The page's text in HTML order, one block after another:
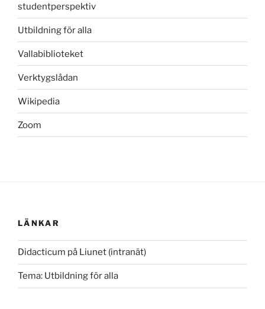
studentperspektiv
Utbildning för alla
Vallabiblioteket
Verktygslådan
Wikipedia
Zoom
LÄNKAR
Didacticum på Liunet (intranät)
Tema: Utbildning för alla